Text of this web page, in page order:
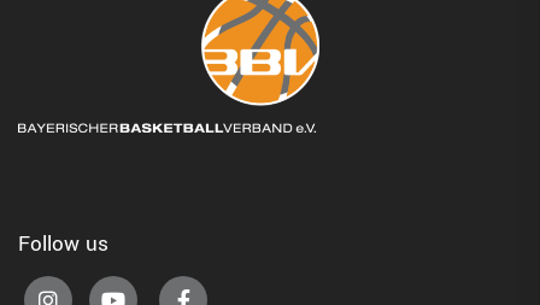
Follow us